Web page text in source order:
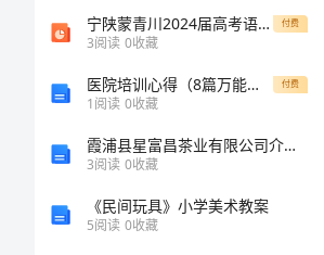
宁陕蒙青川2024届高考语文一轮复习板块六古诗阅读与鉴赏43理解概括思想内容__以意逆志读懂悟透课件 付费
3阅读 0收藏
医院培训心得（8篇万能范文） 付费
1阅读 0收藏
霞浦县星富昌茶业有限公司介绍企业发展分析报告
3阅读 0收藏
《民间玩具》小学美术教案
5阅读 0收藏